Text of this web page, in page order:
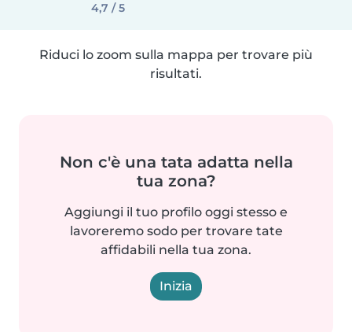
4,7 / 5
Riduci lo zoom sulla mappa per trovare più
risultati.
Non c'è una tata adatta nella
tua zona?
Aggiungi il tuo profilo oggi stesso e
lavoreremo sodo per trovare tate
affidabili nella tua zona.
Inizia